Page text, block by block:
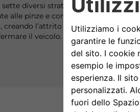
sette diversi strati, le pastiglie freni
alle pinze e comprimono il disco
creando l’attrito necessario per
il veicolo.